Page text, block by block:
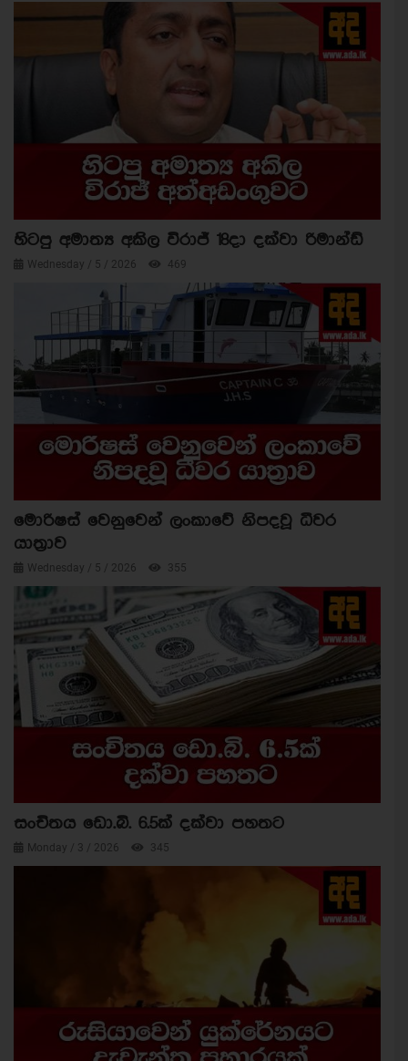
හිටපු අමාත්‍ය අකිල විරාජ් 18දා දක්වා රිමාන්ඩ්
Wednesday / 5 / 2026 469
මොරිෂස් වෙනුවෙන් ලංකාවේ නිපදවූ ධීවර
යාත්‍රාව
Wednesday / 5 / 2026 355
සංචිතය ඩො.බි. 6.5ක් දක්වා පහතට
Monday / 3 / 2026 345